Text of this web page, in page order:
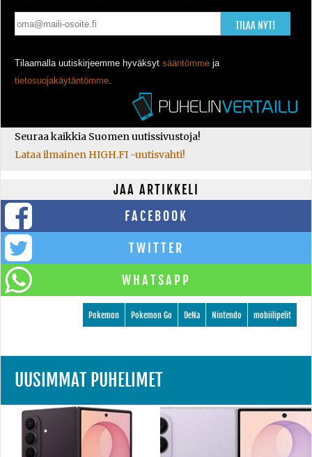
TILAA NYT!
Tilaamalla uutiskirjeemme hyväksyt sääntömme ja
tietosuojakäytäntömme.
Seuraa kaikkia Suomen uutissivustoja!
Lataa ilmainen HIGH.FI -uutisvahti!
JAA ARTIKKELI
FACEBOOK
TWITTER
WHATSAPP
mobiilipelit
Nintendo
DeNa
Pokemon Go
Pokemon
UUSIMMAT PUHELIMET